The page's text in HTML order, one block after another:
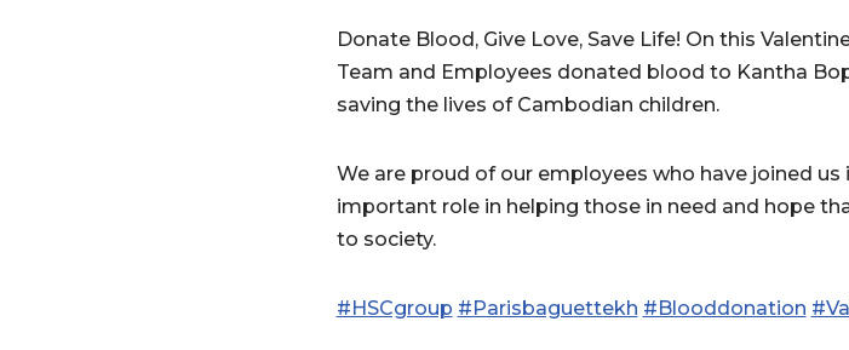
Donate Blood, Give Love, Save Life! On this
Team and Employees donated blood to Kantha
saving the lives of Cambodian children.
We are proud of our employees who have joined
important role in helping those in need and hope
to society.
#HSCgroup #Parisbaguettekh #Blooddonation